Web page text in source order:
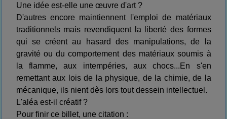
Une idée est-elle une œuvre d'art ?
D'autres encore maintiennent l'emploi de matériaux
traditionnels mais revendiquent la liberté des formes
qui se créent au hasard des manipulations, de la
gravité ou du comportement des matériaux soumis à
la flamme, aux intempéries, aux chocs...En s'en
remettant aux lois de la physique, de la chimie, de la
mécanique, ils nient dès lors tout dessein intellectuel.
L'aléa est-il créatif ?
Pour finir ce billet, une citation :